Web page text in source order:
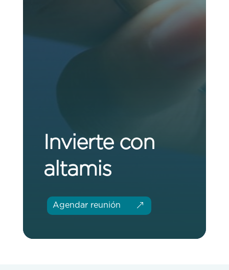
Invierte con
altamis
Agendar reunión